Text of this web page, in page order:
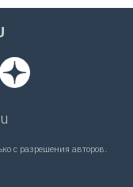
с разрешения авторов.